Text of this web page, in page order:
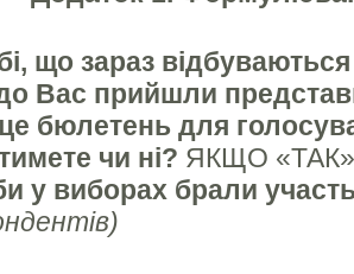
що зараз
Вас прийшли
це бюлетень для
чи ні? ЯКЩО
у виборах брали участь
)